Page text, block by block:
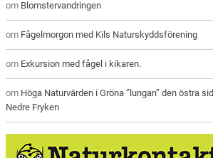
om Blomstervandringen
om Fågelmorgon med Kils Naturskyddsförening
om Exkursion med fågel i kikaren.
om Höga Naturvärden i Gröna ”lungan” den östra
Nedre Fryken